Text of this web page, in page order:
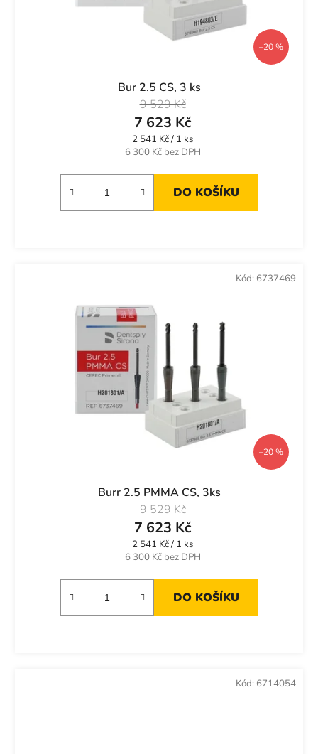
–20 %
Bur 2.5 CS, 3 ks
6 300 Kč bez DPH
7 623 Kč
9 529 Kč
Měrná
cena:
2 541 Kč / 1 ks
DO KOŠÍKU
–20 %
Burr 2.5 PMMA CS, 3ks
6 300 Kč bez DPH
7 623 Kč
9 529 Kč
Měrná
cena:
2 541 Kč / 1 ks
DO KOŠÍKU
Kód: 6737469
Kód: 6714054